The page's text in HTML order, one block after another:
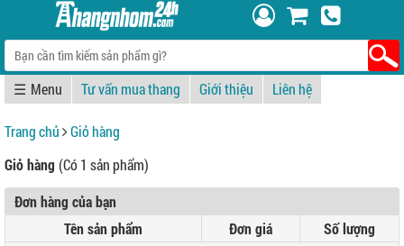
☰ Tư vấn mua thang Giới thiệu Liên hệ
Trang chủ
Giỏ hàng
Giỏ hàng (Có 1 sản phẩm)
Đơn hàng của bạn
Tên sản phẩm
Đơn giá
Số lượng